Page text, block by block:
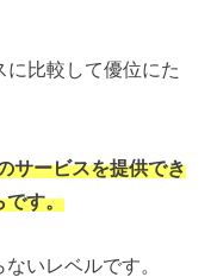
に比較して優位にた
サービスを提供でき
です。
いレベルです。